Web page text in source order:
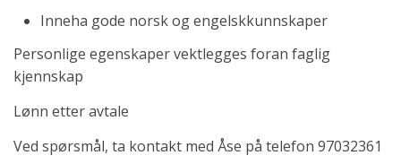
Inneha gode norsk og engelskkunnskaper
Personlige egenskaper vektlegges foran faglig
kjennskap
Lønn etter avtale
Ved spørsmål, ta kontakt med Åse på telefon 97032361